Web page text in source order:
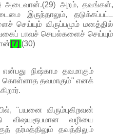
அடைவான்.(29) அறம், தவங்கள்,
இருந்தாலும், தடுக்கப்பட்ட
விருப்பமும் மனத்தில்
வகைப் பாவச் செயல்களைச் செய்யும்
[7].(30)
நிஷ்காம தவமாகும்
கொள்ளாத தவமாகும்" எனக்
"பயனை விரும்புகிறவன்
விஷயரூபமான வழியை
தர்மத்திலும் தவத்திலும்